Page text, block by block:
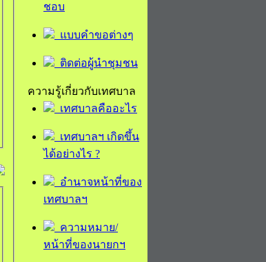
ชอบ
แบบคำขอต่างๆ
ติดต่อผู้นำชุมชน
ความรู้เกี่ยวกับเทศบาล
เทศบาลคืออะไร
เทศบาลฯ เกิดขึ้น
ได้อย่างไร ?
อำนาจหน้าที่ของ
เทศบาลฯ
ความหมาย/
หน้าที่ของนายกฯ